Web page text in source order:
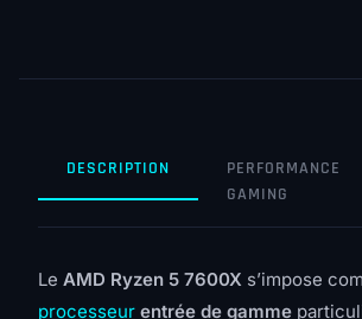
DESCRIPTION
PERFORMANCE
GAMING
Le AMD Ryzen 5 7600X s’impose
processeur entrée de gamme